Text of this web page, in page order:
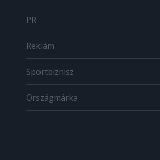
PR
Reklám
Sportbiznisz
Országmárka